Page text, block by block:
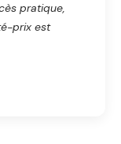
pratique,
prix est